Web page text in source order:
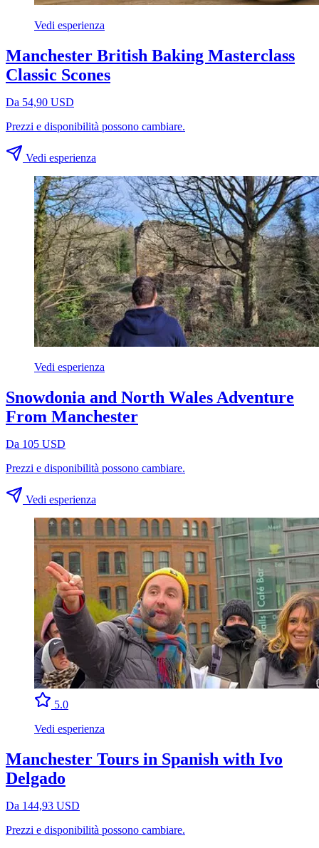
Vedi esperienza
Manchester British Baking Masterclass
Classic Scones
Da 54,90 USD
Prezzi e disponibilità possono cambiare.
Vedi esperienza
Vedi esperienza
Snowdonia and North Wales Adventure
From Manchester
Da 105 USD
Prezzi e disponibilità possono cambiare.
Vedi esperienza
5.0
Vedi esperienza
Manchester Tours in Spanish with Ivo
Delgado
Da 144,93 USD
Prezzi e disponibilità possono cambiare.